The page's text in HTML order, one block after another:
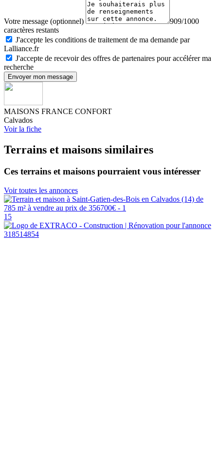
Votre message (optionnel)
909/1000
caractères restants
J'accepte les conditions de traitement de ma demande par
Lalliance.fr
J'accepte de recevoir des offres de partenaires pour accélérer ma
recherche
Envoyer mon message
MAISONS FRANCE CONFORT
Calvados
Voir la fiche
Terrains et maisons similaires
Ces terrains et maisons pourraient vous intéresser
Voir toutes les annonces
15